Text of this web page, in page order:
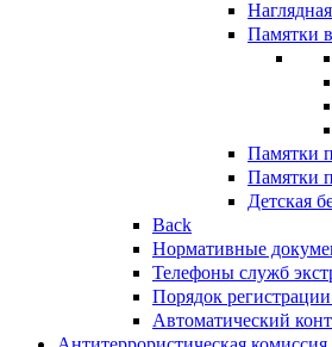
Памятки
Памятки
Памятки
Детская
Back
Нормативные
Телефоны служб
Порядок
Автоматический